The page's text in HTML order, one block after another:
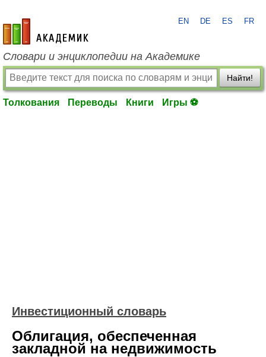
academic.ru
EN DE ES FR
Словари и энциклопедии на Академике
Найти!
Толкования Переводы Книги Игры ⚽
Инвестиционный словарь
Облигация, обеспеченная
закладной на недвижимость